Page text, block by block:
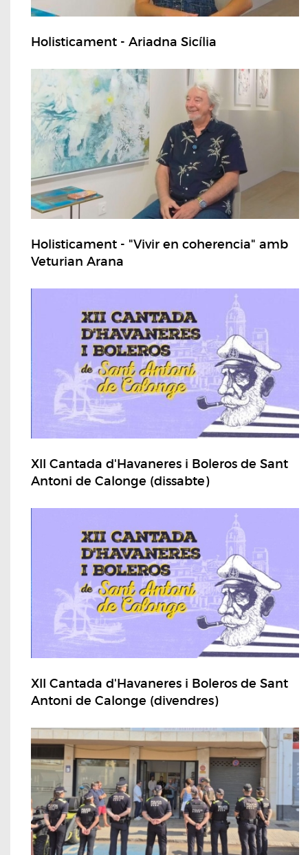
Holisticament - Ariadna Sicília
Holisticament - "Vivir en coherencia" amb
Veturian Arana
XII Cantada d'Havaneres i Boleros de Sant
Antoni de Calonge (dissabte)
XII Cantada d'Havaneres i Boleros de Sant
Antoni de Calonge (divendres)